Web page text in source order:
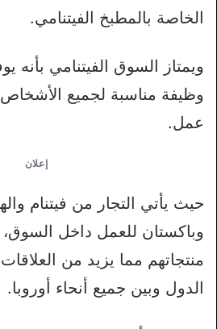
الخاصة بالمطبخ الفيتنامي.
وظيفة مناسبة لجميع
عمل.
إعلان
حيث يأتي التجار من فيتنام
وباكستان للعمل داخل
منتجاتهم مما يزيد من
الدول وبين جميع أنحاء أوروبا.